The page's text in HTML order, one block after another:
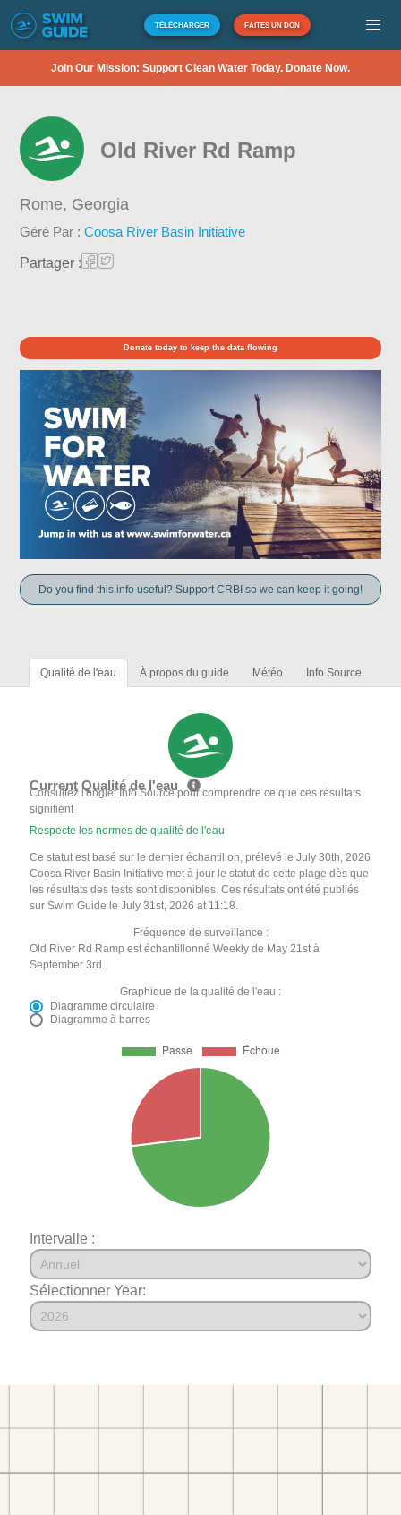
TÉLÉCHARGER FAITES UN DON
Join Our Mission: Support Clean Water Today. Donate Now.
Old River Rd Ramp
Rome, Georgia
Géré Par :Coosa River Basin Initiative
Partager :
Donate today to keep the data flowing
Do you find this info useful? Support CRBI so we can keep it going!
Qualité de l'eau À propos du guide Météo Info Source
Current Qualité de l'eau
Consultez l'onglet Info Source pour comprendre ce que ces résultats
signifient
Respecte les normes de qualité de l'eau
Ce statut est basé sur le dernier échantillon, prélevé le July 30th, 2026
Coosa River Basin Initiative met à jour le statut de cette plage dès que
les résultats des tests sont disponibles. Ces résultats ont été publiés
sur Swim Guide le July 31st, 2026 at 11:18.
Fréquence de surveillance :
Old River Rd Ramp est échantillonné Weekly de May 21st à
September 3rd.
Graphique de la qualité de l'eau :
Diagramme circulaire
Diagramme à barres
Intervalle :
Sélectionner Year: